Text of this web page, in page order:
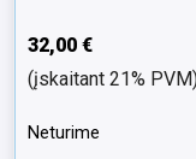
32,00€
(įskaitant 21%
Neturime